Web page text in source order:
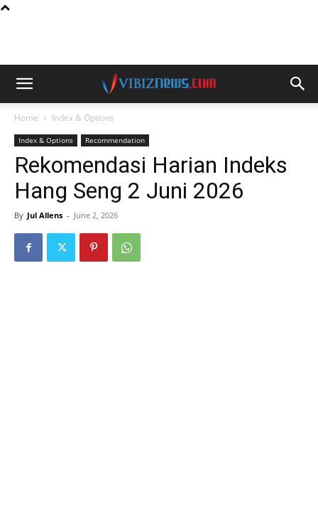
Home Index & Options
Index & Options Recommendation
Rekomendasi Harian Indeks
Hang Seng 2 Juni 2026
By Jul Allens - June 2, 2026